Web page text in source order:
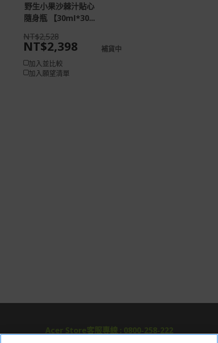
野生小果沙棘汁貼心
隨身瓶 【30ml*30...
NT$2,398
NT$2,528
補貨中
加入並比較
加入願望清單
Acer Store客服專線 : 0800-258-222